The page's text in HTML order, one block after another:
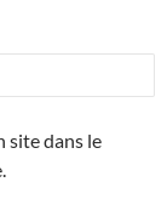
site dans le